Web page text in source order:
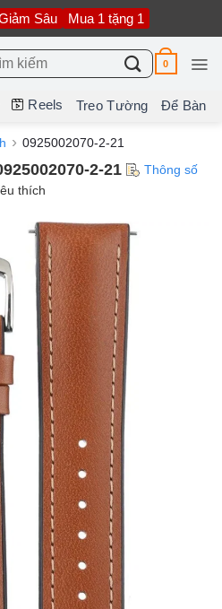
Sâu Mua 1 tặng 1
0
Reels Treo Tường Để Bàn
0925002070-2-21
2-21
Thông số
thích